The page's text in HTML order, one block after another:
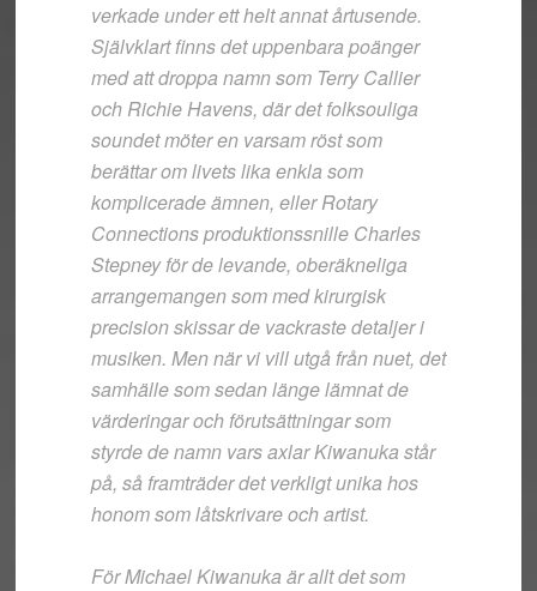
verkade under ett helt annat årtusende.
Självklart finns det uppenbara poänger
med att droppa namn som Terry Callier
och Richie Havens, där det folksouliga
soundet möter en varsam röst som
berättar om livets lika enkla som
komplicerade ämnen, eller Rotary
Connections produktionssnille Charles
Stepney för de levande, oberäkneliga
arrangemangen som med kirurgisk
precision skissar de vackraste detaljer i
musiken. Men när vi vill utgå från nuet, det
samhälle som sedan länge lämnat de
värderingar och förutsättningar som
styrde de namn vars axlar Kiwanuka står
på, så framträder det verkligt unika hos
honom som låtskrivare och artist.
För Michael Kiwanuka är allt det som